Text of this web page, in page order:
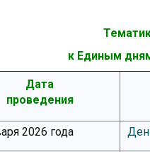
к Единым
Дата
проведения
2026 года